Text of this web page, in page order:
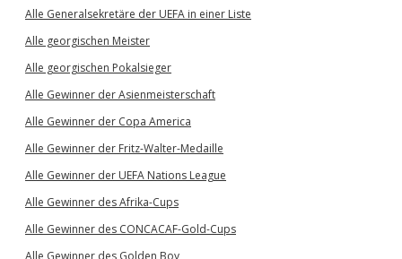
Alle Generalsekretäre der UEFA in einer Liste
Alle georgischen Meister
Alle georgischen Pokalsieger
Alle Gewinner der Asienmeisterschaft
Alle Gewinner der Copa America
Alle Gewinner der Fritz-Walter-Medaille
Alle Gewinner der UEFA Nations League
Alle Gewinner des Afrika-Cups
Alle Gewinner des CONCACAF-Gold-Cups